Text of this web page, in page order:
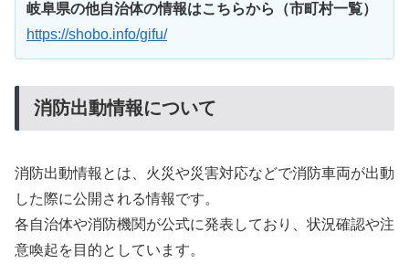
岐阜県の他自治体の情報はこちらから（市町村一覧）
https://shobo.info/gifu/
消防出動情報について
消防出動情報とは、火災や災害対応などで消防車両が出動
した際に公開される情報です。
各自治体や消防機関が公式に発表しており、状況確認や注
意喚起を目的としています。